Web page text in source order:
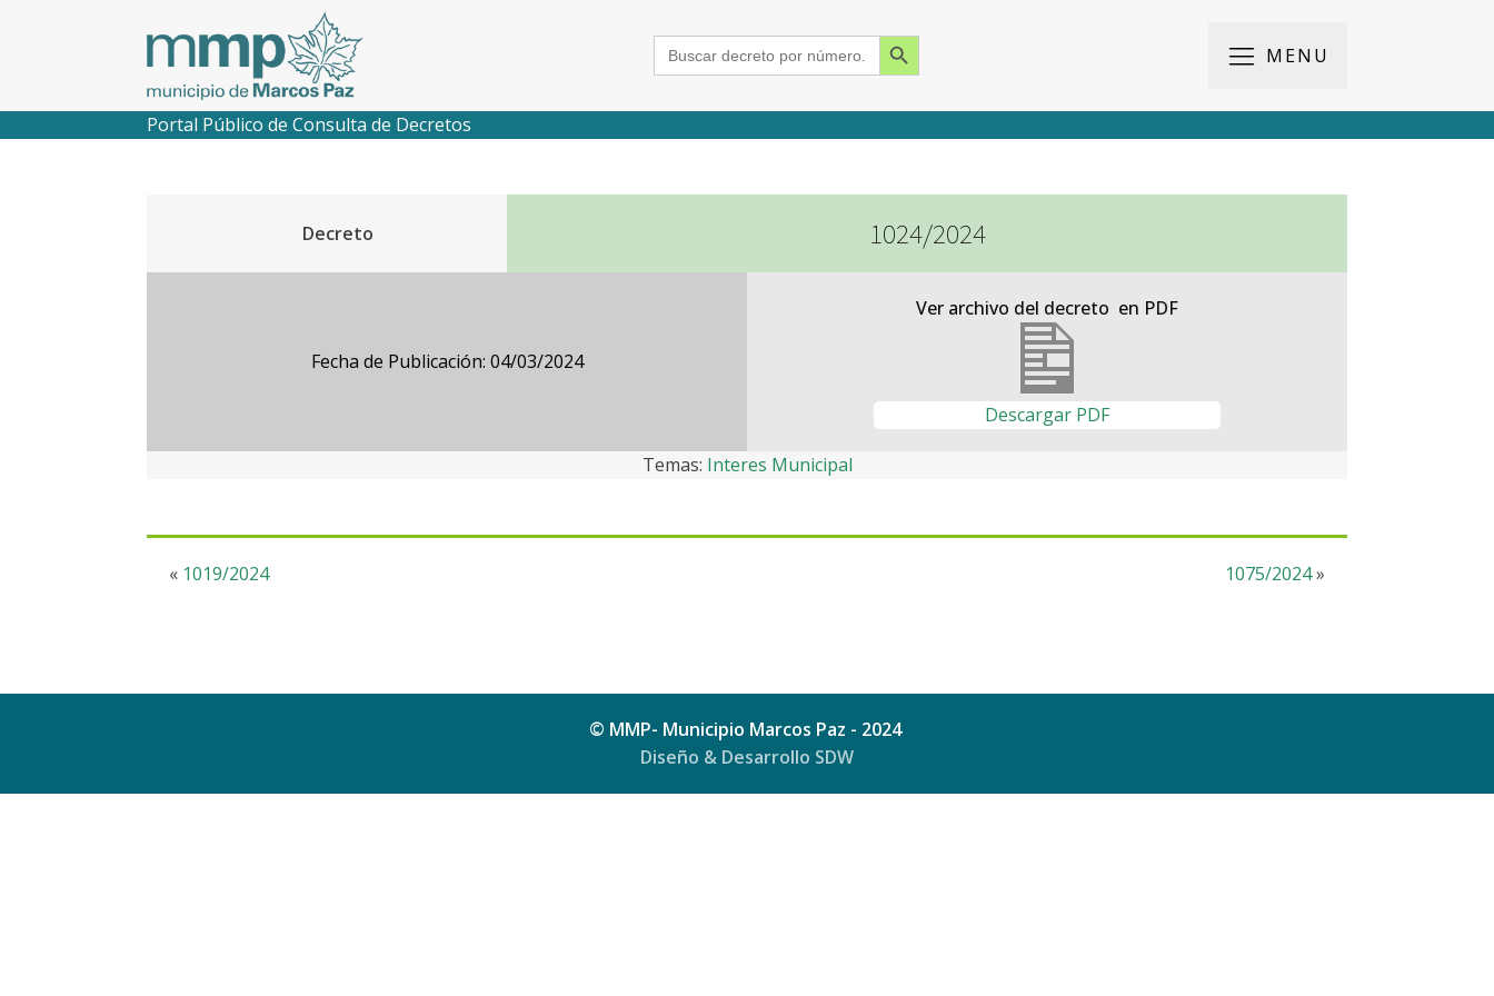
Search
for:
Search Button
MENU
2018
2017
2016
2015
Portal Público de Consulta de Decretos
Decreto 1024/2024
Fecha de Publicación: 04/03/2024
Ver archivo del decreto en PDF
Descargar PDF
Temas: Interes Municipal
« 1019/2024 1075/2024»
© MMP- Municipio Marcos Paz - 2024
Diseño & Desarrollo SDW